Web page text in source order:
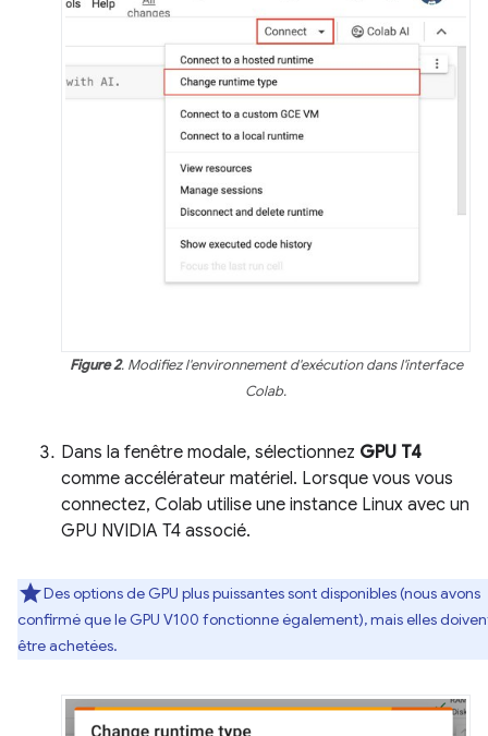
Figure 2. Modifiez l'environnement d'exécution dans l'interface
Colab.
Dans la fenêtre modale, sélectionnez GPU T4
comme accélérateur matériel. Lorsque vous vous
connectez, Colab utilise une instance Linux avec un
GPU NVIDIA T4 associé.
Des options de GPU plus puissantes sont disponibles (nous avons
confirmé que le GPU V100 fonctionne également), mais elles
être achetées.